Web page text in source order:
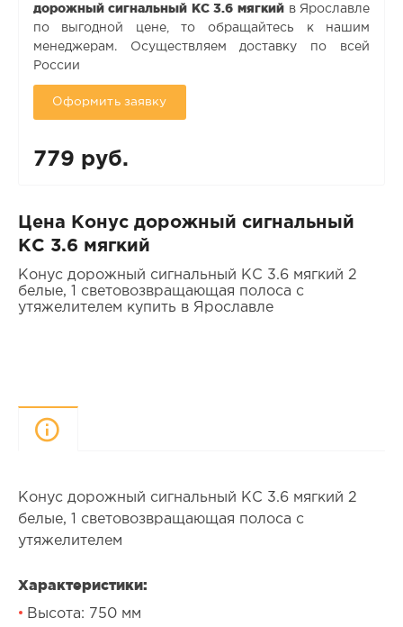
дорожный сигнальный КС 3.6 мягкий в Ярославле
по выгодной цене, то обращайтесь к нашим
менеджерам. Осуществляем доставку по всей
России
Оформить заявку
779 руб.
Цена Конус дорожный сигнальный
КС 3.6 мягкий
Конус дорожный сигнальный КС 3.6 мягкий 2
белые, 1 световозвращающая полоса с
утяжелителем купить в Ярославле
Конус дорожный сигнальный КС 3.6 мягкий 2
белые, 1 световозвращающая полоса с
утяжелителем
Характеристики:
Высота: 750 мм